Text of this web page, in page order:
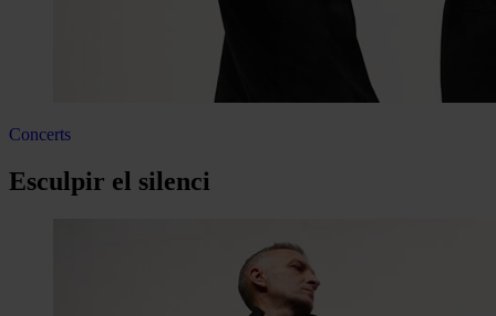
Concerts
Esculpir el silenci